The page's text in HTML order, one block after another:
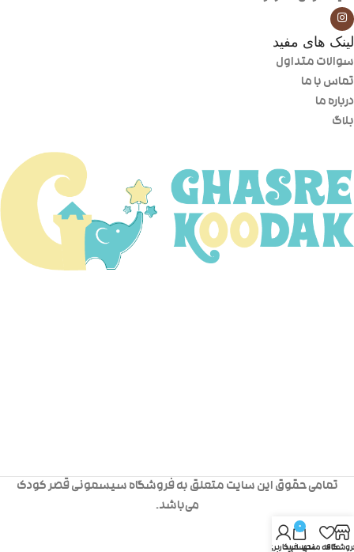
لینک های مفید
سوالات متداول
تماس با ما
درباره ما
بلاگ
تمامی حقوق این سایت متعلق به فروشگاه سیسمونی قصر کودک
می‌باشد.
علاقه مندی
0
سبد خرید
حساب کاربری من